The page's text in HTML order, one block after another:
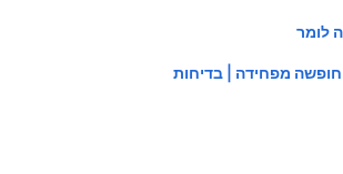
חופשה מפחידה | בדיחות